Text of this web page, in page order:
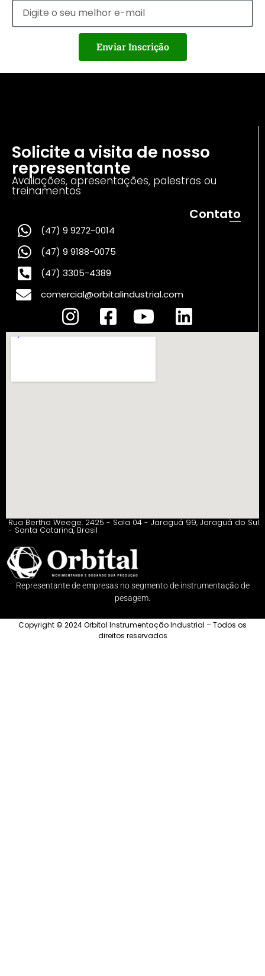
Enviar Inscrição
Solicite a visita de nosso
representante
Avaliações, apresentações, palestras ou
treinamentos
Contato
(47) 9 9272-0014
(47) 9 9188-0075
(47) 3305-4389
comercial@orbitalindustrial.com
Rua Bertha Weege. 2425 - Sala 04 - Jaraguá 99, Jaraguá do Sul
- Santa Catarina, Brasil
Representante de empresas no segmento de instrumentação de
pesagem.
Copyright © 2024 Orbital Instrumentação Industrial – Todos os
direitos reservados